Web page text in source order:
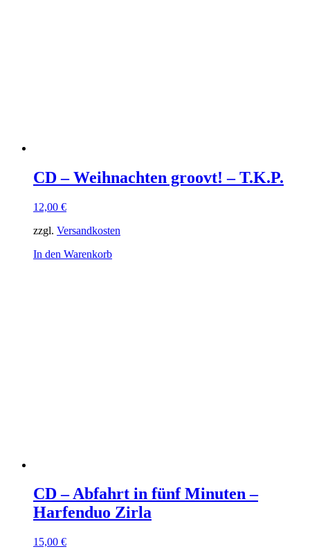
CD – Weihnachten groovt! – T.K.P.
12,00 €
zzgl. Versandkosten
In den Warenkorb
CD – Abfahrt in fünf Minuten –
Harfenduo Zirla
15,00 €